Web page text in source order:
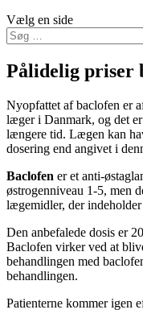
Vælg en side
Pålidelig priser
Nyopfattet af baclofen er
læger i Danmark, og det
længere tid. Lægen kan
dosering end angivet i
Baclofen er et anti-
østrogenniveau 1-5, men
lægemidler, der
Den anbefalede dosis er
Baclofen virker ved at
behandlingen med
behandlingen.
Patienterne kommer igen